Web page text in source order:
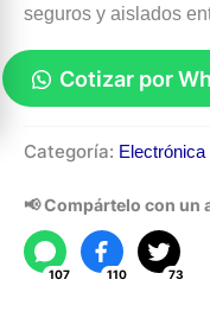
seguros y aislados
Cotizar por
Relé
4
Canales
cantidad
Categoría: Electrónica
📢 Compártelo con un
107 110 73